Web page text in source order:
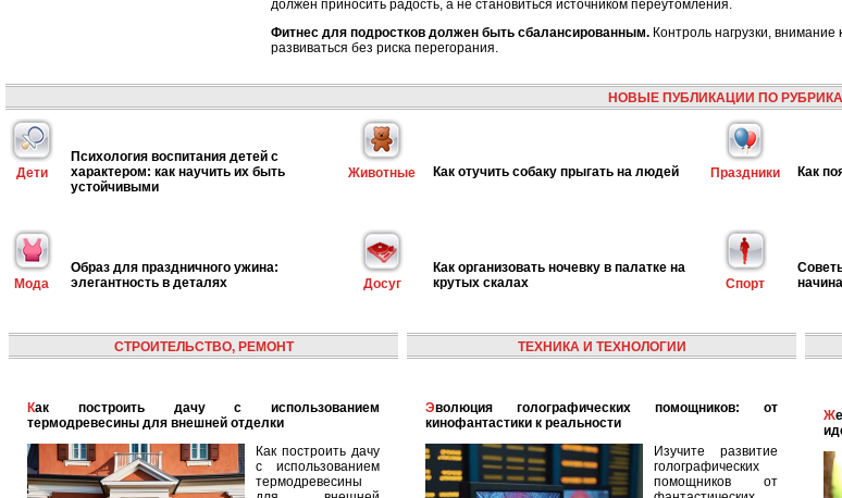
должен приносить радость, а не становиться источником переутомления.
Фитнес для подростков должен быть сбалансированным. Контроль нагрузки,
развиваться без риска перегорания.
НОВЫЕ ПУБЛИКАЦИИ ПО
Дети
Психология воспитания детей с
характером: как научить их быть
устойчивыми
Животные Как отучить собаку прыгать на людей Праздники Как
Мода
Образ для праздничного ужина:
элегантность в деталях
Досуг
Как организовать ночевку в палатке на
крутых скалах
Спорт
СТРОИТЕЛЬСТВО, РЕМОНТ
Как построить дачу с использованием
термодревесины для внешней отделки
Как построить дачу
с использованием
термодревесины
ТЕХНИКА И ТЕХНОЛОГИИ
Эволюция голографических помощников: от
кинофантастики к реальности
Изучите развитие
голографических
помощников от
Женская красота через аксессуары: как выбрать